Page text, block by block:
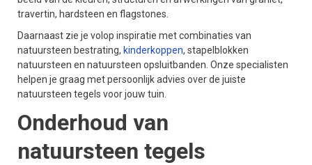
travertin, hardsteen en flagstones.
Daarnaast zie je volop inspiratie met combinaties van
natuursteen bestrating, kinderkoppen, stapelblokken
natuursteen en natuursteen opsluitbanden. Onze specialisten
helpen je graag met persoonlijk advies over de juiste
natuursteen tegels voor jouw tuin.
Onderhoud van
natuursteen tegels